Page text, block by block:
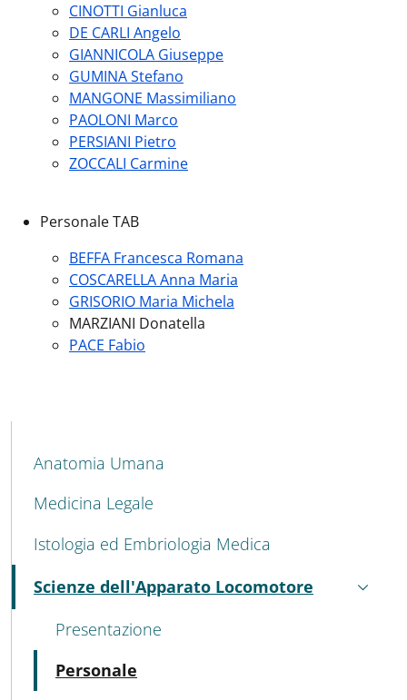
CINOTTI Gianluca
DE CARLI Angelo
GIANNICOLA Giuseppe
GUMINA Stefano
MANGONE Massimiliano
PAOLONI Marco
PERSIANI Pietro
ZOCCALI Carmine
Personale TAB
BEFFA Francesca Romana
COSCARELLA Anna Maria
GRISORIO Maria Michela
MARZIANI Donatella
PACE Fabio
MAIN NAVIGATION
Anatomia Umana
Medicina Legale
Istologia ed Embriologia Medica
Scienze dell'Apparato Locomotore
Attivo
Presentazione
Personale